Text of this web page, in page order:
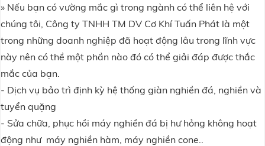
» Nếu bạn có vường mắc gì trong ngành có thể liên hệ với
chúng tôi, Công ty TNHH TM DV Cơ Khí Tuấn Phát là một
trong những doanh nghiệp đã hoạt động lâu trong lĩnh vực
này nên có thề một phần nào đó có thể giải đáp được thắc
mắc của bạn.
- Dịch vụ bảo trì định kỳ hệ thống giàn nghiền đá, nghiền và
tuyển quặng
- Sửa chữa, phục hồi máy nghiền đá bị hư hỏng không hoạt
động như máy nghiền hàm, máy nghiền cone..